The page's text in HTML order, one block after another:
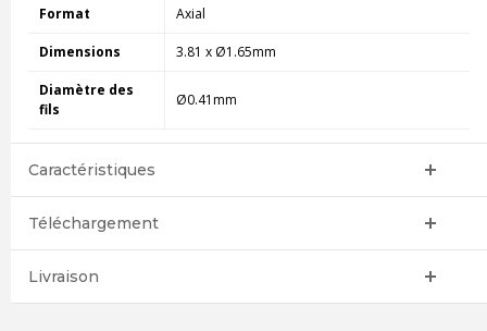
Format Axial
Dimensions 3.81 x Ø1.65mm
Diamètre des
fils
Ø0.41mm
Caractéristiques
Téléchargement
Livraison